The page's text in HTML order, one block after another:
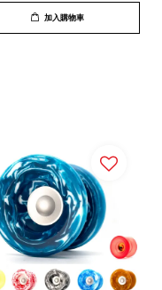
加入購物車